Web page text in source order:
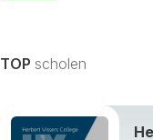
TOP scholen